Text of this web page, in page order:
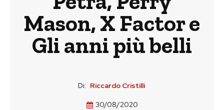
Mason, X Factor e
Gli anni più belli
Di: Riccardo Cristilli
30/08/2020